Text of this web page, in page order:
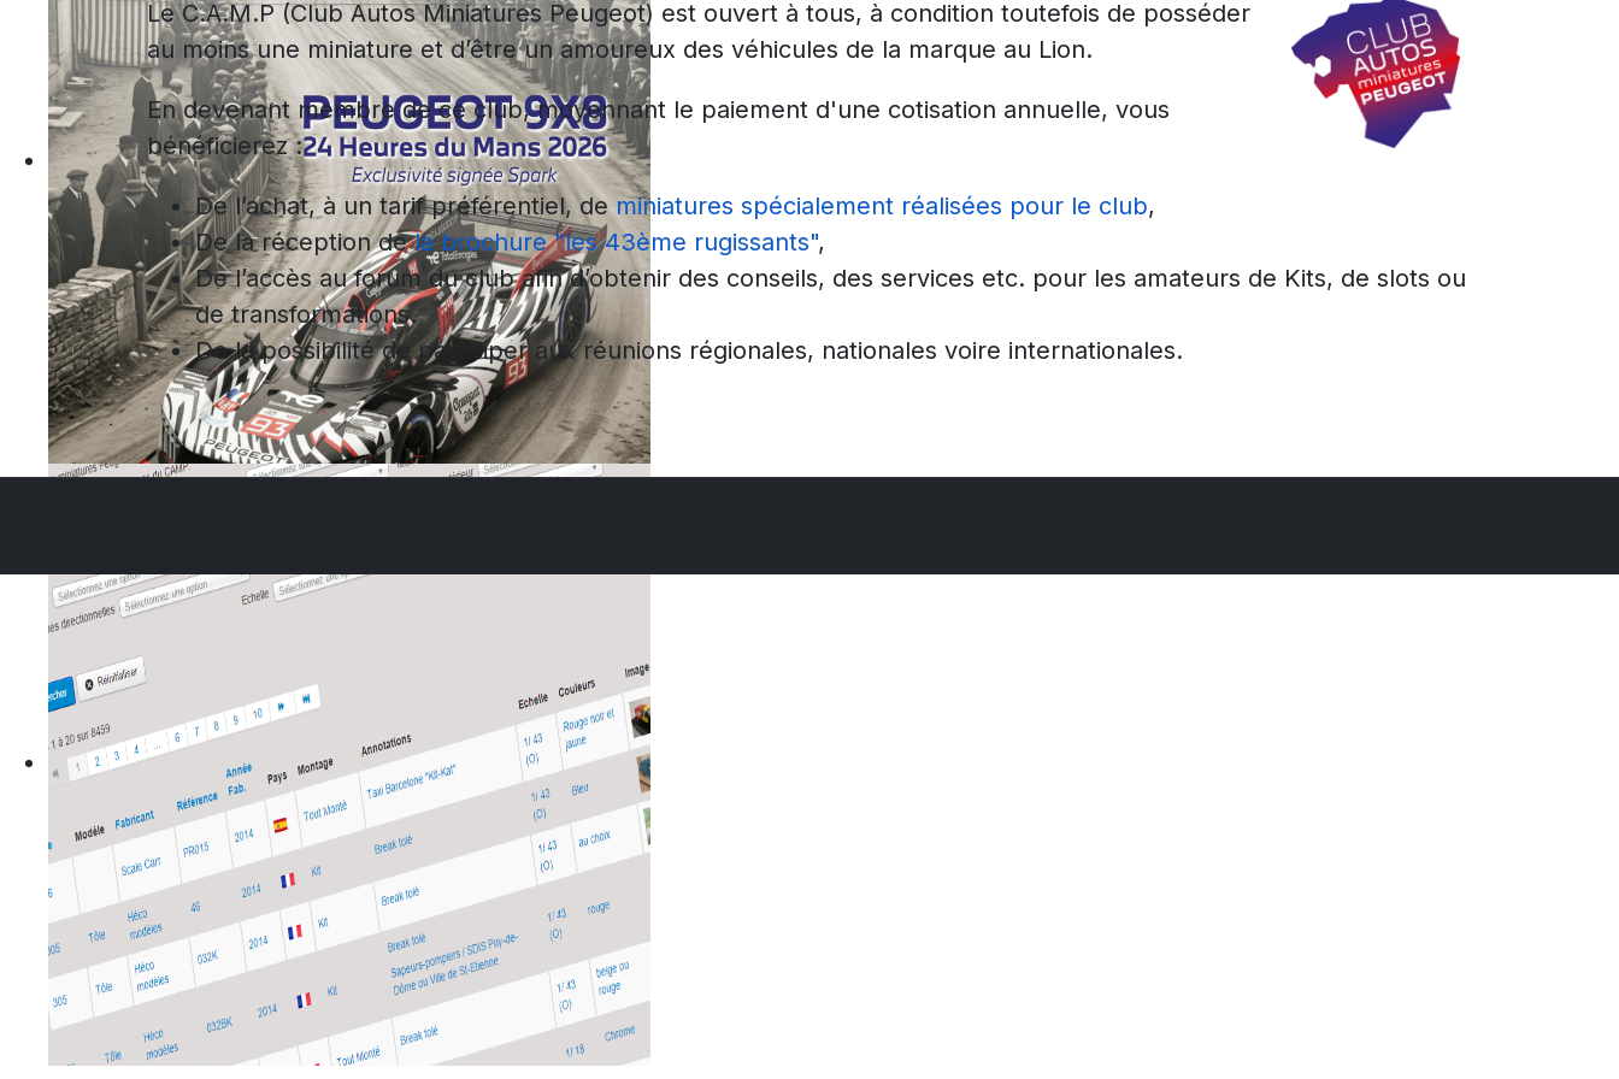
Le Bulletin N°114
Le C.A.M.P (Club Autos Miniatures Peugeot) est ouvert à tous, à condition toutefois de posséder
au moins une miniature et d’être un amoureux des véhicules de la marque au Lion.
En devenant membre de ce club, moyennant le paiement d'une cotisation annuelle, vous
bénéficierez :
De l’achat, à un tarif préférentiel, deminiatures spécialement réalisées pour le club,
De la réception dela brochure "les 43ème rugissants",
De l’accès au forum du club afin d’obtenir des conseils, des services etc. pour les amateurs de Kits, de slots ou
de transformations.
De la possibilité de participer aux réunions régionales, nationales voire internationales.